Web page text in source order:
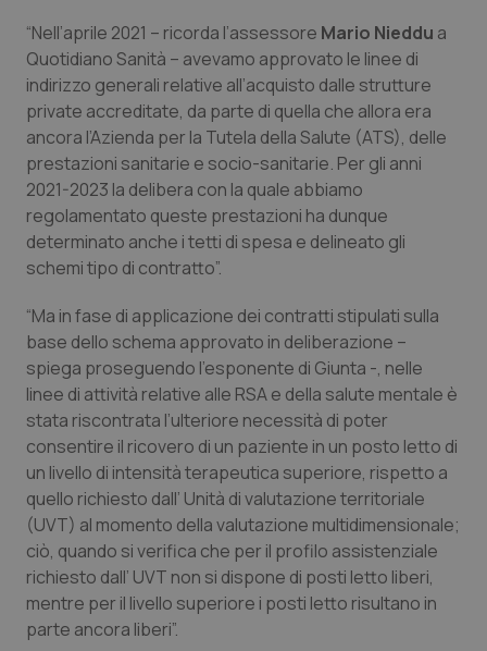
Lazio
Liguria
Lombardia
Marche
Molise
Piemonte
Provincia Autonoma di Bolzano
Provincia Autonoma di Trento
Puglia
Sardegna
Sicilia
Diabete & glucometri
Disturbi dell’umore
Dolore
Donna & Salute
Epatiti
HIV
Infezioni & Febbre
Ipertensione & Scompenso
Malattie rare
Malattia di Crohn & Rettocolite Ulcerosa
Neuroscienze & patologie neurodegenerative
“Nell’aprile 2021 – ricorda l’assessore Mario Nieddu a
Quotidiano Sanità – avevamo approvato le linee di
indirizzo generali relative all’acquisto dalle strutture
private accreditate, da parte di quella che allora era
ancora l’Azienda per la Tutela della Salute (ATS), delle
prestazioni sanitarie e socio-sanitarie. Per gli anni
2021-2023 la delibera con la quale abbiamo
regolamentato queste prestazioni ha dunque
determinato anche i tetti di spesa e delineato gli
schemi tipo di contratto”.
“Ma in fase di applicazione dei contratti stipulati sulla
base dello schema approvato in deliberazione –
spiega proseguendo l’esponente di Giunta -, nelle
linee di attività relative alle RSA e della salute mentale è
stata riscontrata l’ulteriore necessità di poter
consentire il ricovero di un paziente in un posto letto di
un livello di intensità terapeutica superiore, rispetto a
quello richiesto dall’ Unità di valutazione territoriale
(UVT) al momento della valutazione multidimensionale;
ciò, quando si verifica che per il profilo assistenziale
richiesto dall’ UVT non si dispone di posti letto liberi,
mentre per il livello superiore i posti letto risultano in
parte ancora liberi”.